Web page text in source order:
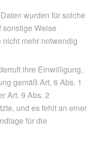
wurden für solche
Weise
mehr notwendig
ihre Einwilligung,
gemäß Art. 6 Abs. 1
Art. 9 Abs. 2
und es fehlt an einer
für die